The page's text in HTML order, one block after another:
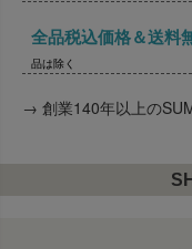
全品税込価格＆送料
品は除く
→ 創業140年以上の